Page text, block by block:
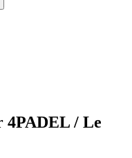
4PADEL / Le